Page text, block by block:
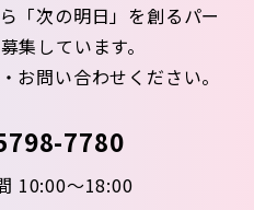
「次の明日」を創るパー
集しています。
お問い合わせください。
7780
10:00～18:00